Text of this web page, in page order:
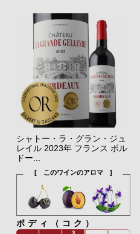
シャトー・ラ・グラン・ジュ
レイル 2023年 フランス ボル
ドー...
[ このワインのアロマ ]
ボディ（コク）